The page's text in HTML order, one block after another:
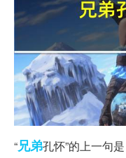
“兄弟孔怀”的上一句